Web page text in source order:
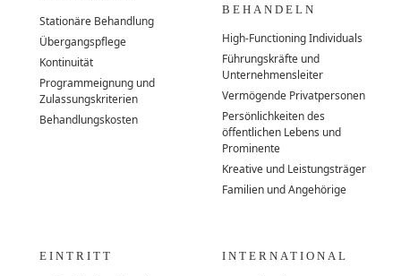
Stationäre Behandlung
Übergangspflege
Kontinuität
Programmeignung und
Zulassungskriterien
Behandlungskosten
BEHANDELN
High-Functioning Individuals
Führungskräfte und
Unternehmensleiter
Vermögende Privatpersonen
Persönlichkeiten des
öffentlichen Lebens und
Prominente
Kreative und Leistungsträger
Familien und Angehörige
EINTRITT INTERNATIONAL